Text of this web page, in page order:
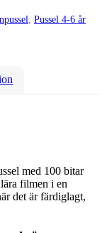
Pussel 4-6 år
med 100 bitar
filmen i en
det är färdiglagt,